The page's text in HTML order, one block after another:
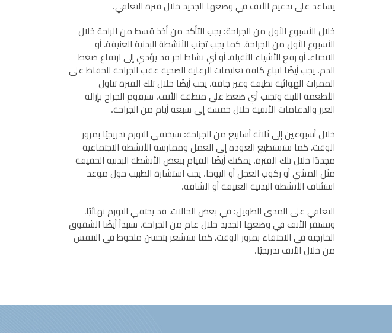
يساعد على تدعيم الأنف في وضعها الجديد خلال فترة التعافي.
خلال الأسبوع الأول من الجراحة: يجب التأكد من أخذ قسط من الراحة خلال
الأسبوع الأول من الجراحة، كما يجب تجنب الأنشطة البدنية العنيفة، أو
الانحناء، أو رفع الأشياء الثقيلة، أو أي نشاط آخر قد يؤدي إلى ارتفاع ضغط
الدم. يجب أيضًا اتباع كافة تعليمات الرعاية الصحية عقب الجراحة للحفاظ على
الممرات الهوائية نظيفة وغير جافة. يجب أيضًا خلال تلك الفترة تناول
الأطعمة اللينة وتجنب أي ضغط على منطقة الأنف. سيقوم الجراح بإزالة
الغرز والدعامات الأنفية خلال خمسة إلى سبعة أيام من الجراحة.
خلال أسبوعين إلى ثلاثة أسابيع من الجراحة: سيختفي التورم تدريجيًا بمرور
الوقت، كما ستستطيع العودة إلى العمل وممارسة الأنشطة الاجتماعية
مجددًا خلال تلك الفترة. يمكنك أيضًا القيام ببعض الأنشطة البدنية الخفيفة
مثل المشي أو ركوب العجل أو اليوجا. يجب استشارة الطبيب حول موعد
استئناف الأنشطة البدنية العنيفة أو الشاقة.
التعافي على المدى الطويل: في بعض الحالات، قد يختفي التورم نهائيًا،
وتستقر الأنف في وضعها الجديد خلال عام من الجراحة. ستبدأ أيضًا الشقوق
الخارجية في الاختفاء بمرور الوقت، كما ستشعر بتحسن ملحوظ في التنفس
من خلال الأنف تدريجيًا.